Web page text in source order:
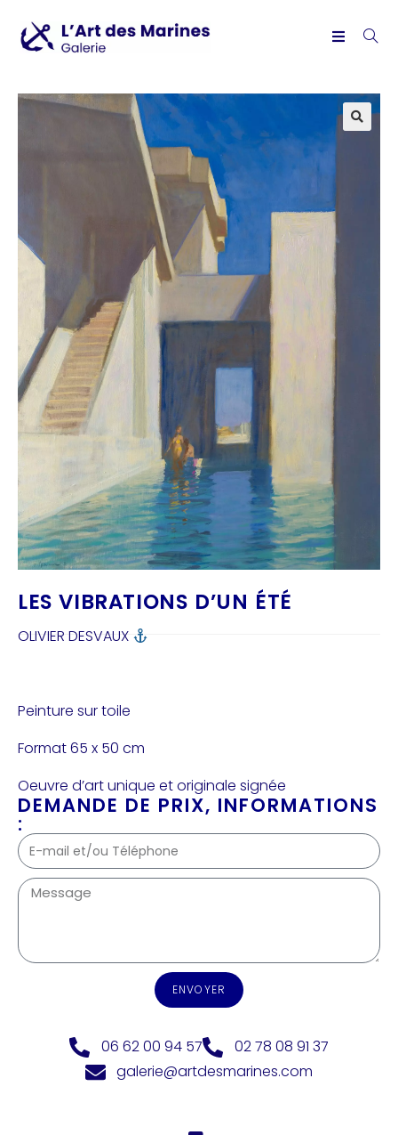
LES VIBRATIONS D’UN ÉTÉ
OLIVIER DESVAUX
Peinture sur toile
Format65 x 50 cm
Oeuvre d’art unique et originale signée
DEMANDE DE PRIX, INFORMATIONS
:
ENVOYER
06 62 00 94 57
02 78 08 91 37
galerie@artdesmarines.com